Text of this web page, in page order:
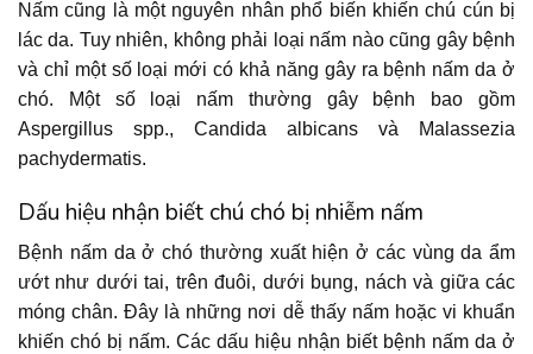
Nấm cũng là một nguyên nhân phổ biến khiến chú cún bị
lác da. Tuy nhiên, không phải loại nấm nào cũng gây bệnh
và chỉ một số loại mới có khả năng gây ra bệnh nấm da ở
chó. Một số loại nấm thường gây bệnh bao gồm
Aspergillus spp., Candida albicans và Malassezia
pachydermatis.
Dấu hiệu nhận biết chú chó bị nhiễm nấm
Bệnh nấm da ở chó thường xuất hiện ở các vùng da ẩm
ướt như dưới tai, trên đuôi, dưới bụng, nách và giữa các
móng chân. Đây là những nơi dễ thấy nấm hoặc vi khuẩn
khiến chó bị nấm. Các dấu hiệu nhận biết bệnh nấm da ở